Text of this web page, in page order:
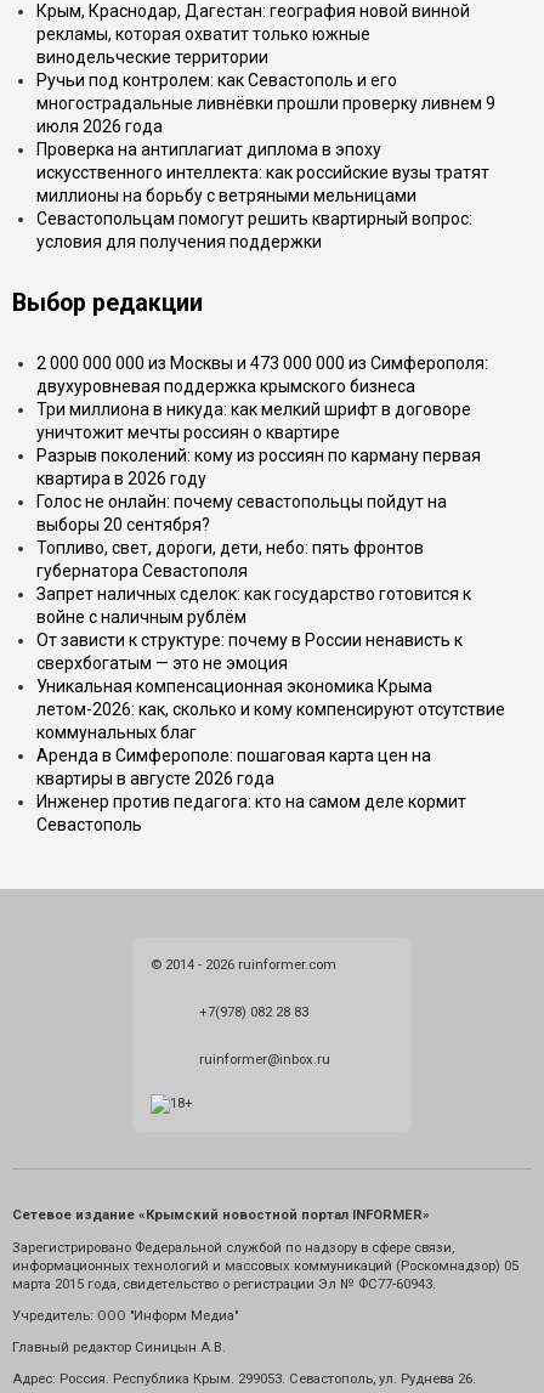
Крым, Краснодар, Дагестан: география новой винной
рекламы, которая охватит только южные
винодельческие территории
Ручьи под контролем: как Севастополь и его
многострадальные ливнёвки прошли проверку ливнем 9
июля 2026 года
Проверка на антиплагиат диплома в эпоху
искусственного интеллекта: как российские вузы тратят
миллионы на борьбу с ветряными мельницами
Севастопольцам помогут решить квартирный вопрос:
условия для получения поддержки
Выбор редакции
2 000 000 000 из Москвы и 473 000 000 из Симферополя:
двухуровневая поддержка крымского бизнеса
Три миллиона в никуда: как мелкий шрифт в договоре
уничтожит мечты россиян о квартире
Разрыв поколений: кому из россиян по карману первая
квартира в 2026 году
Голос не онлайн: почему севастопольцы пойдут на
выборы 20 сентября?
Топливо, свет, дороги, дети, небо: пять фронтов
губернатора Севастополя
Запрет наличных сделок: как государство готовится к
войне с наличным рублём
От зависти к структуре: почему в России ненависть к
сверхбогатым — это не эмоция
Уникальная компенсационная экономика Крыма
летом-2026: как, сколько и кому компенсируют отсутствие
коммунальных благ
Аренда в Симферополе: пошаговая карта цен на
квартиры в августе 2026 года
Инженер против педагога: кто на самом деле кормит
Севастополь
© 2014 - 2026 ruinformer.com
+7(978) 082 28 83
ruinformer@inbox.ru
Сетевое издание «Крымский новостной портал INFORMER»
Зарегистрировано Федеральной службой по надзору в сфере связи,
информационных технологий и массовых коммуникаций (Роскомнадзор) 05
марта 2015 года, свидетельство о регистрации Эл № ФС77-60943.
Учредитель: ООО "Информ Медиа"
Главный редактор Синицын А.В.
Адрес: Россия. Республика Крым. 299053. Севастополь, ул. Руднева 26.